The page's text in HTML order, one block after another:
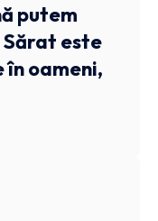
putem
Sărat este
în oameni,